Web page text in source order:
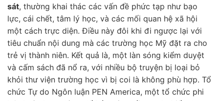
sát, thường khai thác các vấn đề phức tạp như bạo
lực, cái chết, tâm lý học, và các mối quan hệ xã hội
một cách trực diện. Điều này đôi khi đi ngược lại với
tiêu chuẩn nội dung mà các trường học Mỹ đặt ra cho
trẻ vị thành niên. Kết quả là, một làn sóng kiểm duyệt
và cấm sách đã nổ ra, với nhiều bộ truyện bị loại bỏ
khỏi thư viện trường học vì bị coi là không phù hợp. Tổ
chức Tự do Ngôn luận PEN America, một tổ chức phi